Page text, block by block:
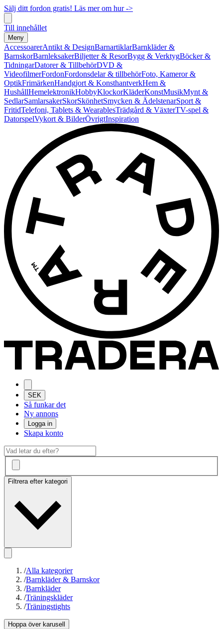
Sälj ditt fordon gratis! Läs mer om hur ->
Till innehållet
Meny
AccessoarerAntikt & DesignBarnartiklarBarnkläder &
BarnskorBarnleksakerBiljetter & ResorBygg & VerktygBöcker &
TidningarDatorer & TillbehörDVD &
VideofilmerFordonFordonsdelar & tillbehörFoto, Kameror &
OptikFrimärkenHandgjort & KonsthantverkHem &
HushållHemelektronikHobbyKlockorKläderKonstMusikMynt &
SedlarSamlarsakerSkorSkönhetSmycken & ÄdelstenarSport &
FritidTelefoni, Tablets & WearablesTrädgård & VäxterTV-spel &
DatorspelVykort & BilderÖvrigtInspiration
SEK
Så funkar det
Ny annons
Logga in
Skapa konto
Filtrera efter kategori
/Alla kategorier
/Barnkläder & Barnskor
/Barnkläder
/Träningskläder
/Träningstights
Hoppa över karusell